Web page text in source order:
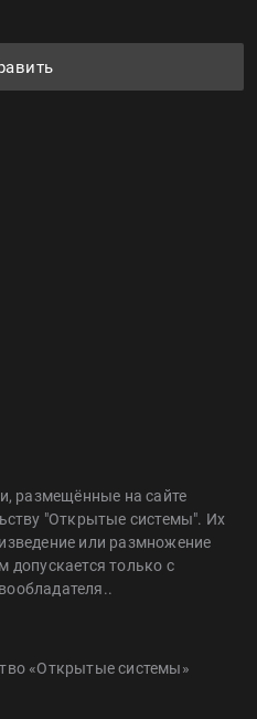
размещённые на сайте
"Открытые системы". Их
или размножение
только с
«Открытые системы»